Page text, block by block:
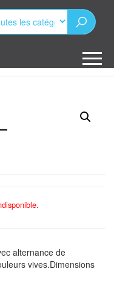
alternance de
vives.Dimensions